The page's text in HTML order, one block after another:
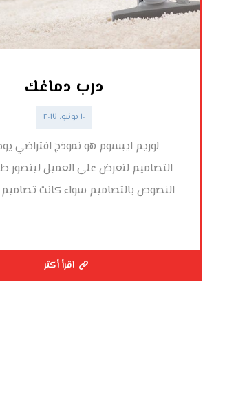
درب دماغك
١٠ يونيو، ٢٠١٧
لوريم ايبسوم هو نموذج افتراضي
التصاميم لتعرض على العميل ليتصور
النصوص بالتصاميم سواء كانت
اقرأ أكثر